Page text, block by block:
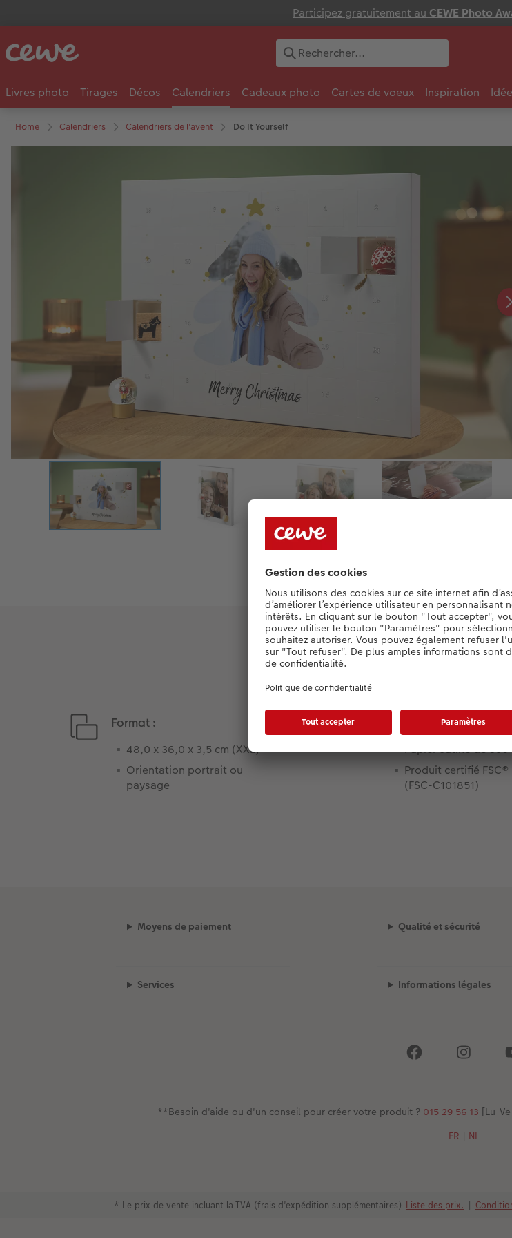
Participez gratuitement au CEWE Photo
Livres photo Tirages Décos Calendriers Cadeaux photo Cartes de voeux Inspiration
Home Calendriers Calendriers de l'avent Do It Yourself
Informations
Format :
48,0 x 36,0 x 3,5 cm (XXL)
Orientation portrait ou
paysage
Informations
Papier satiné de
Produit certifié FSC®
(FSC-C101851)
Moyens de paiement Qualité et sécurité
Services Informations légales
**Besoin d'aide ou d'un conseil pour créer votre produit ? 015 29 56 13 [Lu-
FR | NL
* Le prix de vente incluant la TVA (frais d'expédition supplémentaires) Liste des prix. |